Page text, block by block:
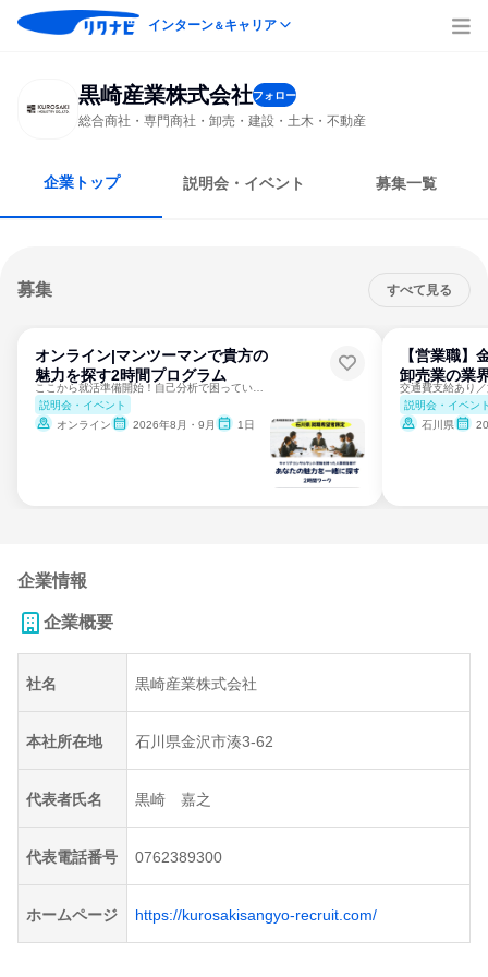
インターン＆キャリア
黒崎産業株式会社フォロー
総合商社・専門商社・卸売・建設・土木・不動産
企業トップ 説明会・イベント 募集一覧
募集 すべて見る
オンライン|マンツーマンで貴方の
魅力を探す2時間プログラム
説明会・イベント
オンライン
2026年8月・9月 1日
【営業職】
卸売業の業
説明会・イベン
石川県
企業情報
企業概要
社名 黒崎産業株式会社
本社所在地 石川県金沢市湊3-62
代表者氏名 黒崎 嘉之
代表電話番号 0762389300
ホームページ https://kurosakisangyo-recruit.com/